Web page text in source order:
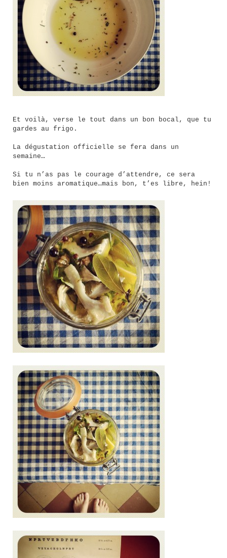
Et voilà, verse le tout dans un bon bocal, que tu
gardes au frigo.
La dégustation officielle se fera dans un
semaine…
Si tu n’as pas le courage d’attendre, ce sera
bien moins aromatique…mais bon, t’es libre, hein!